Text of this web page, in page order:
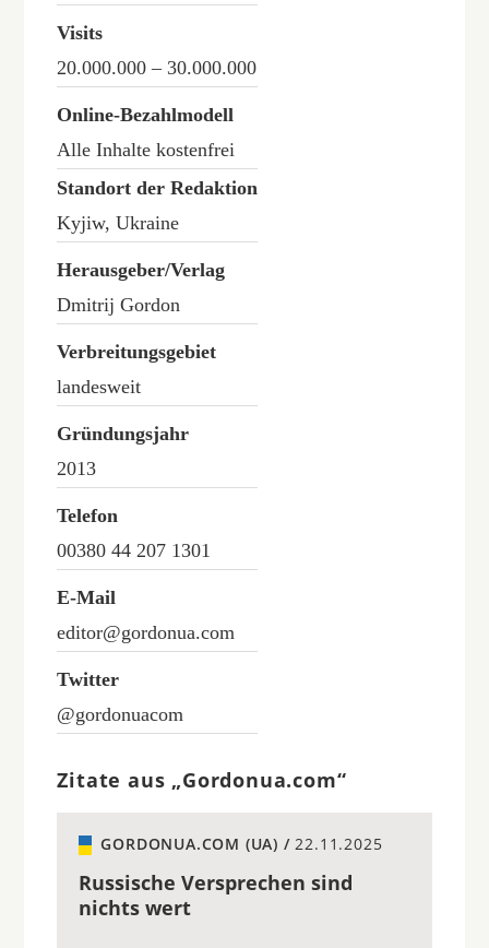
Visits
20.000.000 – 30.000.000
Online-Bezahlmodell
Alle Inhalte kostenfrei
Standort der Redaktion
Kyjiw, Ukraine
Herausgeber/Verlag
Dmitrij Gordon
Verbreitungsgebiet
landesweit
Gründungsjahr
2013
Telefon
00380 44 207 1301
E-Mail
editor@gordonua.com
Twitter
@gordonuacom
Zitate aus „Gordonua.com“
GORDONUA.COM (UA) / 22.11.2025
Russische Versprechen sind
nichts wert